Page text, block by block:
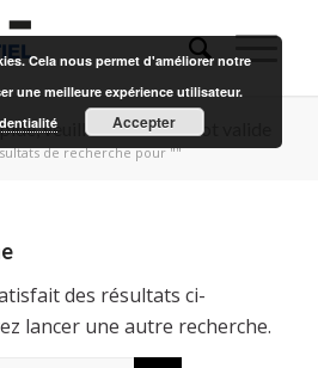
veuillez entrer un mot valide
de recherche pour ""
des résultats ci-
lancer une autre recherche.
Cela nous permet d'améliorer notre
une meilleure expérience utilisateur.
Accepter